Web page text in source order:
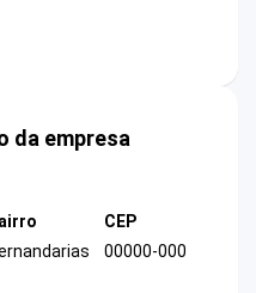
da empresa
CEP
00000-000